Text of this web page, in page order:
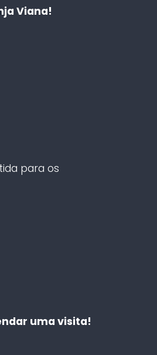
Viana!
para os
uma visita!